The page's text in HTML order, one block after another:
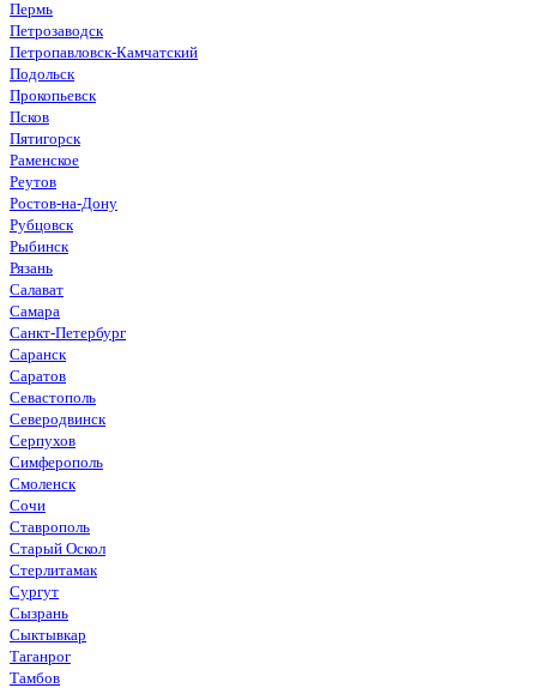
Пермь
Петрозаводск
Петропавловск-Камчатский
Подольск
Прокопьевск
Псков
Пятигорск
Раменское
Реутов
Ростов-на-Дону
Рубцовск
Рыбинск
Рязань
Салават
Самара
Санкт-Петербург
Саранск
Саратов
Севастополь
Северодвинск
Серпухов
Симферополь
Смоленск
Сочи
Ставрополь
Старый Оскол
Стерлитамак
Сургут
Сызрань
Сыктывкар
Таганрог
Тамбов